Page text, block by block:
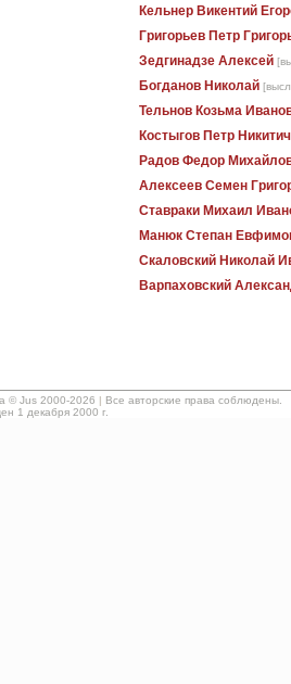
Кельнер Викентий
Григорьев Петр
Зедгинадзе Алексей
Богданов Николай
Тельнов Козьма
Костыгов Петр Никитич
Радов Федор
Алексеев Семен
Ставраки Михаил
Манюк Степан
Скаловский Николай
Варпаховский
© Jus 2000-2026 | Все авторские права соблюдены.
1 декабря 2000 г.